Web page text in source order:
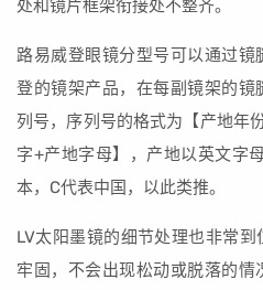
处和镜片框架衔接处不整齐。
路易威登眼镜分型号可以通过
登的镜架产品，在每副镜架的
列号，序列号的格式为【产地年
字+产地字母】，产地以英文字
本，C代表中国，以此类推。
LV太阳墨镜的细节处理也非常
牢固，不会出现松动或脱落的